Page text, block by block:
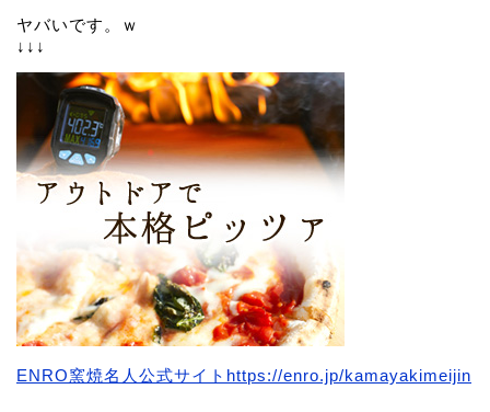
ヤバいです。ｗ
↓↓↓
ENRO窯焼名人公式サイトhttps://enro.jp/kamayakimeijin